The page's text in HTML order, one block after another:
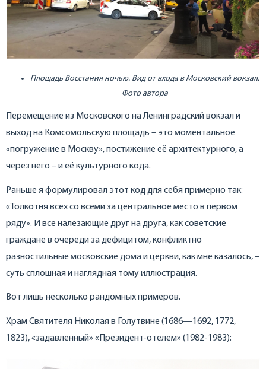
Площадь Восстания ночью. Вид от входа в Московский вокзал.
Фото автора
Перемещение из Московского на Ленинградский вокзал и
выход на Комсомольскую площадь – это моментальное
«погружение в Москву», постижение её архитектурного, а
через него – и её культурного кода.
Раньше я формулировал этот код для себя примерно так:
«Толкотня всех со всеми за центральное место в первом
ряду». И все налезающие друг на друга, как советские
граждане в очереди за дефицитом, конфликтно
разностильные московские дома и церкви, как мне казалось, –
суть сплошная и наглядная тому иллюстрация.
Вот лишь несколько рандомных примеров.
Храм Святителя Николая в Голутвине (1686—1692, 1772,
1823), «задавленный» «Президент-отелем» (1982-1983):